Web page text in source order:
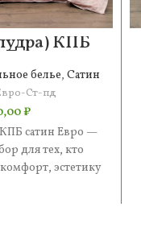
КПБ
Евро
белье, Сатин
Ст-пд
₽
сатин Евро —
для тех, кто
эстетику